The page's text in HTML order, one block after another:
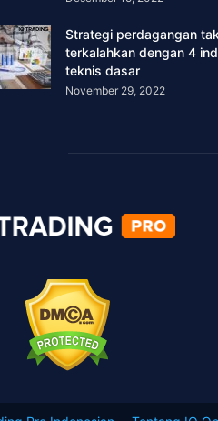
Strategi perdagangan
terkalahkan dengan 4
teknis dasar
November 29, 2022